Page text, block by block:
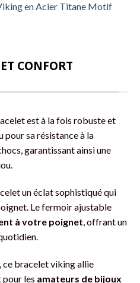
en Acier Titane Motif
CONFORT
est à la fois robuste et
pour sa résistance à la
garantissant ainsi une
un éclat sophistiqué qui
Le fermoir ajustable
à votre poignet, offrant un
ce bracelet viking allie
les amateurs de bijoux